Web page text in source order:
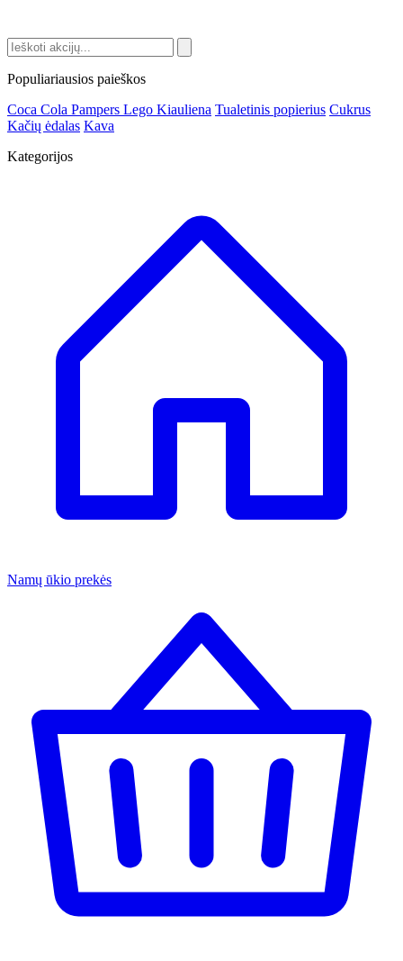
Populiariausios paieškos
Coca Cola Pampers Lego Kiauliena Tualetinis popierius Cukrus
Kačių ėdalas Kava
Kategorijos
Namų ūkio prekės